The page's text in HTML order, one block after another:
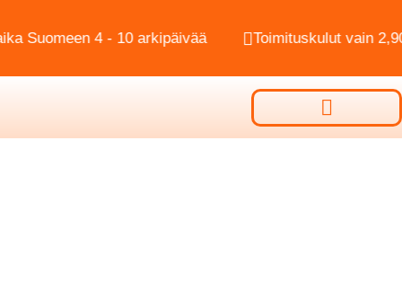
4 - 10 arkipäivää Toimituskulut vain 2,90€